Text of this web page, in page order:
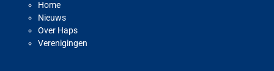
Home
Nieuws
Over Haps
Verenigingen